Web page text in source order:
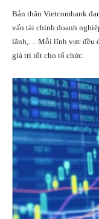
Bản thân Vietcombank
vấn tài chính doanh
lãnh,… Mỗi lĩnh vực đều
giá trị tốt cho tổ chức.